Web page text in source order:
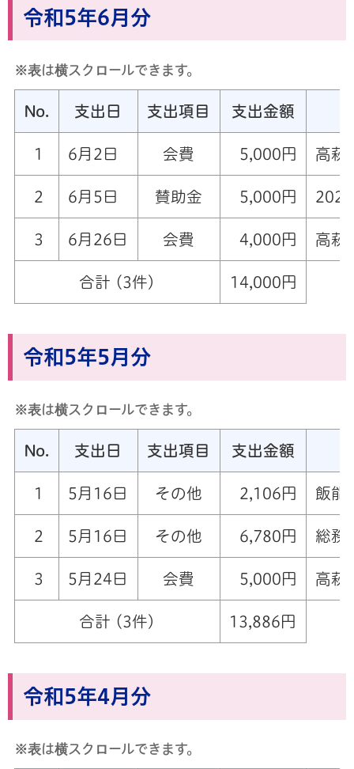
令和5年6月分
※表は横スクロールできます。
No. 支出日 支出項目 支出金額
1 6月2日 会費 5,000円 高萩
2 6月5日 賛助金 5,000円
3 6月26日 会費 4,000円 高萩
合計 (3件) 14,000円
令和5年5月分
※表は横スクロールできます。
No. 支出日 支出項目 支出金額
1 5月16日 その他 2,106円 飯能
2 5月16日 その他 6,780円 総務
3 5月24日 会費 5,000円 高萩
合計 (3件) 13,886円
令和5年4月分
※表は横スクロールできます。